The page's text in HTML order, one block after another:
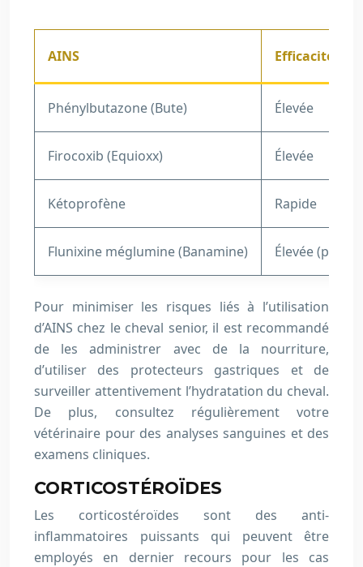
AINS Efficacité
Phénylbutazone (Bute) Élevée
Firocoxib (Equioxx) Élevée
Kétoprofène Rapide
Flunixine méglumine (Banamine) Élevée (pour
Pour minimiser les risques liés à l’utilisation
d’AINS chez le cheval senior, il est recommandé
de les administrer avec de la nourriture,
d’utiliser des protecteurs gastriques et de
surveiller attentivement l’hydratation du cheval.
De plus, consultez régulièrement votre
vétérinaire pour des analyses sanguines et des
examens cliniques.
CORTICOSTÉROÏDES
Les corticostéroïdes sont des anti-
inflammatoires puissants qui peuvent être
employés en dernier recours pour les cas